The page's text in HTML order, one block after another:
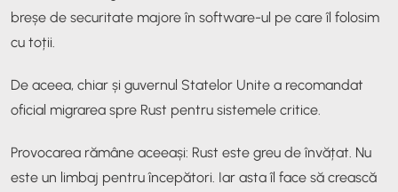
breșe de securitate majore în software-ul pe care îl folosim
cu toții.
De aceea, chiar și guvernul Statelor Unite a recomandat
oficial migrarea spre Rust pentru sistemele critice.
Provocarea rămâne aceeași: Rust este greu de învățat. Nu
este un limbaj pentru începători. Iar asta îl face să crească